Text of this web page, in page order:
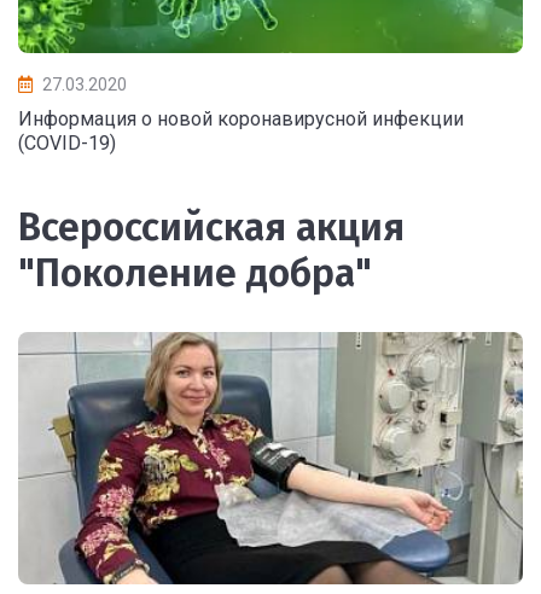
27.03.2020
Информация о новой коронавирусной инфекции
(COVID-19)
Всероссийская акция
"Поколение добра"